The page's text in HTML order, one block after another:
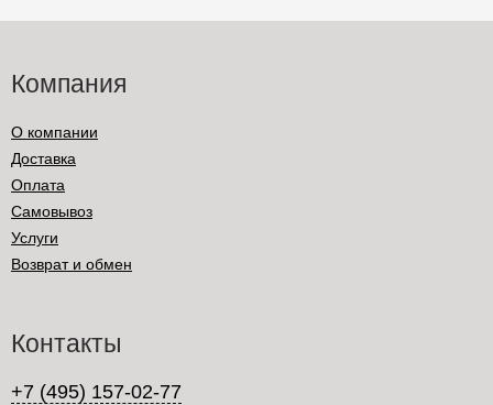
Компания
О компании
Доставка
Оплата
Самовывоз
Услуги
Возврат и обмен
Контакты
+7 (495) 157-02-77